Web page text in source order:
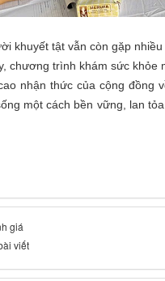
tật vẫn còn gặp nhiều
chương trình khám sức
nhận thức của cộng
một cách bền vững, lan
giá
viết